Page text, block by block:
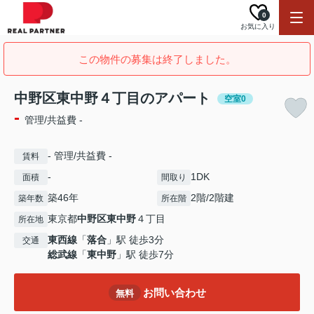
お気に入り
0
この物件の募集は終了しました。
中野区東中野４丁目のアパート 空室0
- 管理/共益費 -
賃料 - 管理/共益費 -
面積 - 間取り 1DK
築年数 築46年 所在階 2階/2階建
所在地 東京都中野区東中野４丁目
交通 東西線 「落合 」駅 徒歩3分
総武線 「東中野 」駅 徒歩7分
無料 お問い合わせ